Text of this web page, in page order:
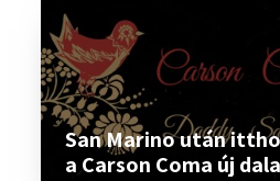
San Marino után
a Carson Coma új dala